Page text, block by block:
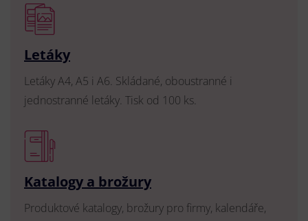
Letáky
Letáky A4, A5 i A6. Skládané, oboustranné i
jednostranné letáky. Tisk od 100 ks.
Katalogy a brožury
Produktové katalogy, brožury pro firmy, kalendáře,